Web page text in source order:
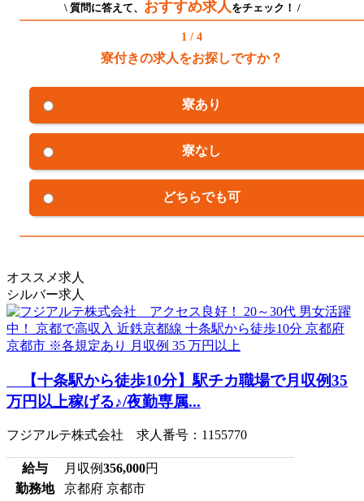
\ 質問に答えて、 おすすめ求人 をチェック！ /
1 / 4
寮付きの求人をお探しですか？
寮あり
寮なし
どちらでも可
オススメ求人
シルバー求人
【十条駅から徒歩10分】駅チカ職場で月収例35
万円以上稼げる♪/夜勤専属...
フジアルテ株式会社 求人番号：1155770
給与 月収例356,000円
勤務地
京都府 京都市